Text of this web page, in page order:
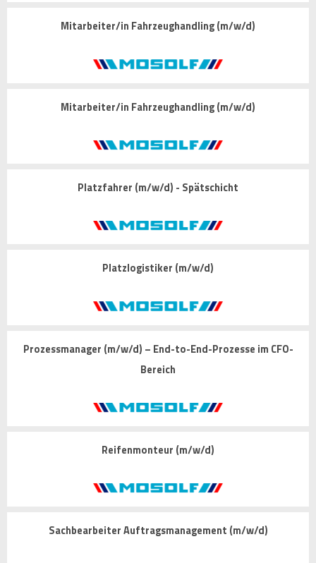
Mitarbeiter/in Fahrzeughandling (m/w/d)
Mitarbeiter/in Fahrzeughandling (m/w/d)
Platzfahrer (m/w/d) - Spätschicht
Platzlogistiker (m/w/d)
Prozessmanager (m/w/d) – End-to-End-Prozesse im CFO-
Bereich
Reifenmonteur (m/w/d)
Sachbearbeiter Auftragsmanagement (m/w/d)